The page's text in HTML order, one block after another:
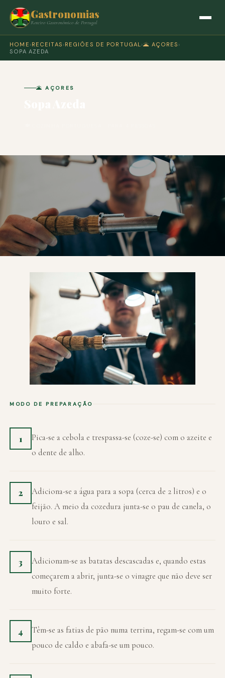
Gastronomias
Roteiro Gastronómico de Portugal
HOME › RECEITAS › REGIÕES DE PORTUGAL›🌋 AÇORES ›
SOPA AZEDA
🌋 AÇORES
MODO DE PREPARAÇÃO
1
Pica-se a cebola e trespassa-se (coze-se) com o azeite e
o dente de alho.
2
Adiciona-se a água para a sopa (cerca de 2 litros) e o
feijão. A meio da cozedura junta-se o pau de canela, o
louro e sal.
3
Adicionam-se as batatas descascadas e, quando estas
começarem a abrir, junta-se o vinagre que não deve ser
muito forte.
4
Têm-se as fatias de pão numa terrina, regam-se com um
pouco de caldo e abafa-se um pouco.